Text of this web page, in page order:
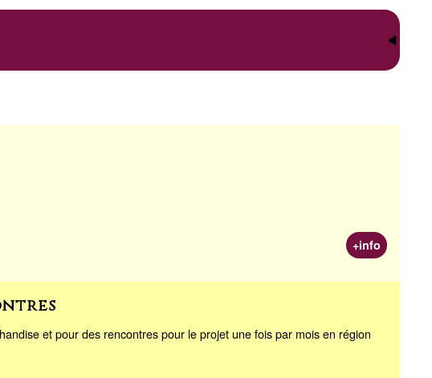
+info
et pour des rencontres pour le projet une fois par mois en région